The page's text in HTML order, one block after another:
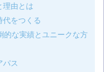
理由とは
代をつくる
的な実績とユニークな方
パス